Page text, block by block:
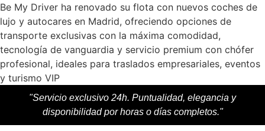
Be My Driver ha renovado su flota con nuevos coches de
lujo y autocares en Madrid, ofreciendo opciones de
transporte exclusivas con la máxima comodidad,
tecnología de vanguardia y servicio premium con chófer
profesional, ideales para traslados empresariales, eventos
y turismo VIP
"Servicio exclusivo 24h. Puntualidad, elegancia y
disponibilidad por horas o días completos."